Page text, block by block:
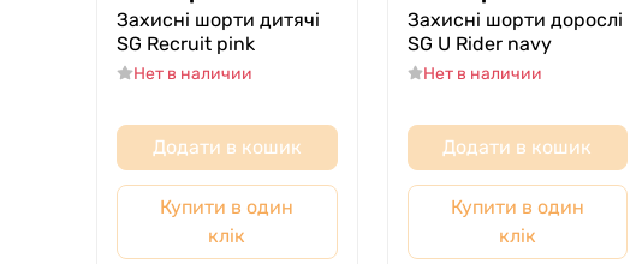
Захисні шорти дитячі
SG Recruit pink
Нет в наличии
Додати в кошик
Купити в один
клік
Захисні шорти дорослі
SG U Rider navy
Нет в наличии
Додати в кошик
Купити в один
клік